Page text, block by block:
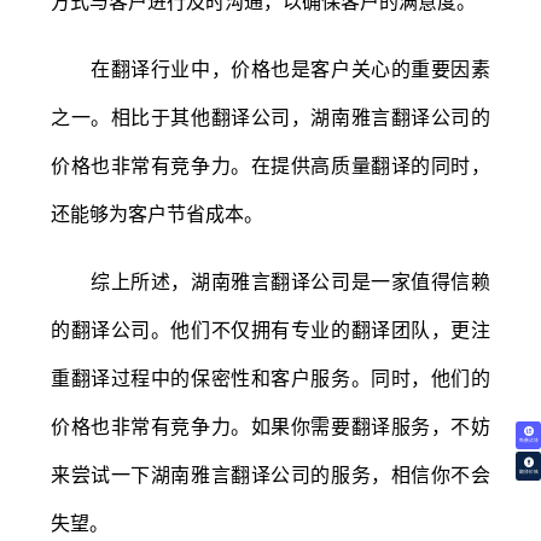
免费试译
翻译价格
在翻译行业中，价格也是客户关心的重要因素
之一。相比于其他翻译公司，湖南雅言翻译公司的
价格也非常有竞争力。在提供高质量翻译的同时，
还能够为客户节省成本。
综上所述，湖南雅言翻译公司是一家值得信赖
的翻译公司。他们不仅拥有专业的翻译团队，更注
重翻译过程中的保密性和客户服务。同时，他们的
价格也非常有竞争力。如果你需要翻译服务，不妨
来尝试一下湖南雅言翻译公司的服务，相信你不会
失望。